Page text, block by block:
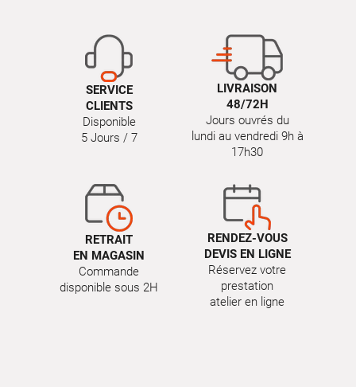
SERVICE
CLIENTS
Disponible
5 Jours / 7
LIVRAISON
48/72H
Jours ouvrés du
lundi au vendredi 9h à
17h30
RETRAIT
EN MAGASIN
Commande
disponible sous 2H
RENDEZ-VOUS
DEVIS EN LIGNE
Réservez votre
prestation
atelier en ligne